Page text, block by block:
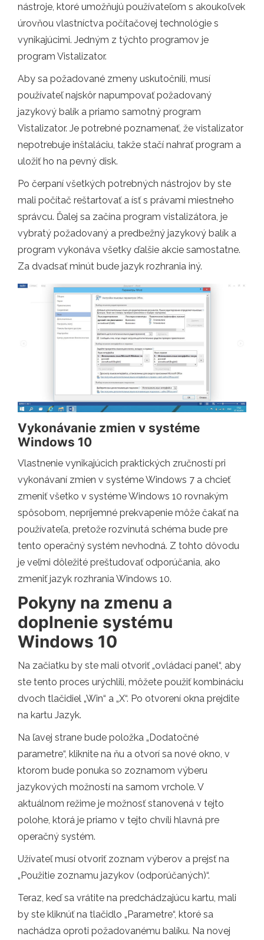
nástroje, ktoré umožňujú používateľom s akoukoľvek
úrovňou vlastníctva počítačovej technológie s
vynikajúcimi. Jedným z týchto programov je
program Vistalizator.
Aby sa požadované zmeny uskutočnili, musí
používateľ najskôr napumpovať požadovaný
jazykový balík a priamo samotný program
Vistalizator. Je potrebné poznamenať, že vistalizator
nepotrebuje inštaláciu, takže stačí nahrať program a
uložiť ho na pevný disk.
Po čerpaní všetkých potrebných nástrojov by ste
mali počítač reštartovať a ísť s právami miestneho
správcu. Ďalej sa začína program vistalizátora, je
vybratý požadovaný a predbežný jazykový balík a
program vykonáva všetky ďalšie akcie samostatne.
Za dvadsať minút bude jazyk rozhrania iný.
Vykonávanie zmien v systéme
Windows 10
Vlastnenie vynikajúcich praktických zručností pri
vykonávaní zmien v systéme Windows 7 a chcieť
zmeniť všetko v systéme Windows 10 rovnakým
spôsobom, nepríjemné prekvapenie môže čakať na
používateľa, pretože rozvinutá schéma bude pre
tento operačný systém nevhodná. Z tohto dôvodu
je veľmi dôležité preštudovať odporúčania, ako
zmeniť jazyk rozhrania Windows 10.
Pokyny na zmenu a
doplnenie systému
Windows 10
Na začiatku by ste mali otvoriť „ovládací panel“, aby
ste tento proces urýchlili, môžete použiť kombináciu
dvoch tlačidiel „Win“ a „X“. Po otvorení okna prejdite
na kartu Jazyk.
Na ľavej strane bude položka „Dodatočné
parametre“, kliknite na ňu a otvorí sa nové okno, v
ktorom bude ponuka so zoznamom výberu
jazykových možností na samom vrchole. V
aktuálnom režime je možnosť stanovená v tejto
polohe, ktorá je priamo v tejto chvíli hlavná pre
operačný systém.
Užívateľ musí otvoriť zoznam výberov a prejsť na
„Použitie zoznamu jazykov (odporúčaných)“.
Teraz, keď sa vrátite na predchádzajúcu kartu, mali
by ste kliknúť na tlačidlo „Parametre“, ktoré sa
nachádza oproti požadovanému balíku. Na novej